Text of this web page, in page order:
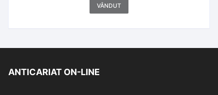
VÂNDUT
ANTICARIAT ON-LINE